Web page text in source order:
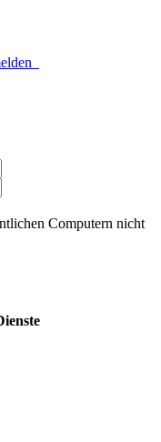
Computern nicht